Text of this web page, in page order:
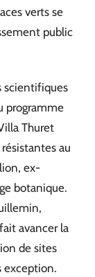
verts se
public
scientifiques
programme
Thuret
au
ex-
botanique.
avancer la
de sites
exception.